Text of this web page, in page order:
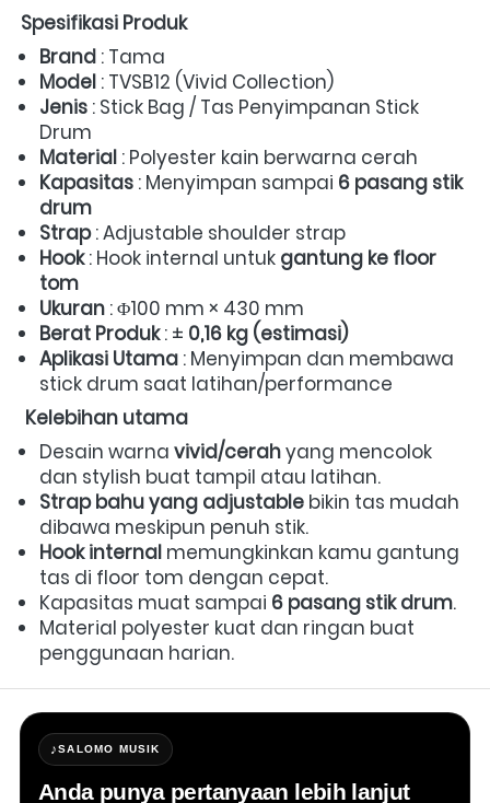
Spesifikasi Produk
Brand : Tama
Model : TVSB12 (Vivid Collection)
Jenis : Stick Bag / Tas Penyimpanan Stick
Drum
Material : Polyester kain berwarna cerah
Kapasitas : Menyimpan sampai 6 pasang stik
drum
Strap : Adjustable shoulder strap
Hook : Hook internal untuk gantung ke floor
tom
Ukuran : Φ100 mm × 430 mm
Berat Produk : ± 0,16 kg (estimasi)
Aplikasi Utama : Menyimpan dan membawa
stick drum saat latihan/performance
Kelebihan utama
Desain warna vivid/cerah yang mencolok
dan stylish buat tampil atau latihan.
Strap bahu yang adjustable bikin tas mudah
dibawa meskipun penuh stik.
Hook internal memungkinkan kamu gantung
tas di floor tom dengan cepat.
Kapasitas muat sampai 6 pasang stik drum.
Material polyester kuat dan ringan buat
penggunaan harian.
♪SALOMO MUSIK
Anda punya pertanyaan lebih lanjut